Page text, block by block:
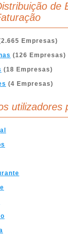
de
Empresas)
(126 Empresas)
(18 Empresas)
(4 Empresas)
utilizadores